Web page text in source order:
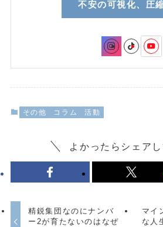
不安の可視化、圧
その他 コラム 活動
よかったらシェアし
精鋭集団なのにナンバ
ー2が育たないのはなぜ
マイ
な人